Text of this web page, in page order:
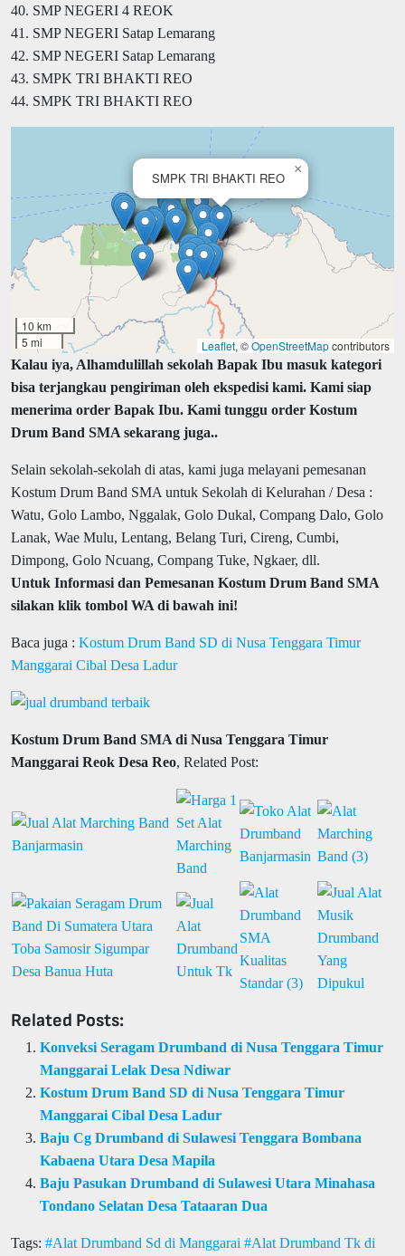
40. SMP NEGERI 4 REOK
41. SMP NEGERI Satap Lemarang
42. SMP NEGERI Satap Lemarang
43. SMPK TRI BHAKTI REO
44. SMPK TRI BHAKTI REO
SMPK TRI BHAKTI REO
×
10 km
5 mi
Leaflet, ©OpenStreetMapcontributors
Kalau iya, Alhamdulillah sekolah Bapak Ibu masuk kategori
bisa terjangkau pengiriman oleh ekspedisi kami. Kami siap
menerima order Bapak Ibu. Kami tunggu order Kostum
Drum Band SMA sekarang juga..
Selain sekolah-sekolah di atas, kami juga melayani pemesanan
Kostum Drum Band SMA untuk Sekolah di Kelurahan / Desa :
Watu, Golo Lambo, Nggalak, Golo Dukal, Compang Dalo, Golo
Lanak, Wae Mulu, Lentang, Belang Turi, Cireng, Cumbi,
Dimpong, Golo Ncuang, Compang Tuke, Ngkaer, dll.
Untuk Informasi dan Pemesanan Kostum Drum Band SMA
silakan klik tombol WA di bawah ini!
Baca juga : Kostum Drum Band SD di Nusa Tenggara Timur
Manggarai Cibal Desa Ladur
Kostum Drum Band SMA di Nusa Tenggara Timur
Manggarai Reok Desa Reo, Related Post:
Related Posts:
Konveksi Seragam Drumband di Nusa Tenggara Timur
Manggarai Lelak Desa Ndiwar
Kostum Drum Band SD di Nusa Tenggara Timur
Manggarai Cibal Desa Ladur
Baju Cg Drumband di Sulawesi Tenggara Bombana
Kabaena Utara Desa Mapila
Baju Pasukan Drumband di Sulawesi Utara Minahasa
Tondano Selatan Desa Tataaran Dua
Tags: Alat Drumband Sd di Manggarai
Alat Drumband Tk di